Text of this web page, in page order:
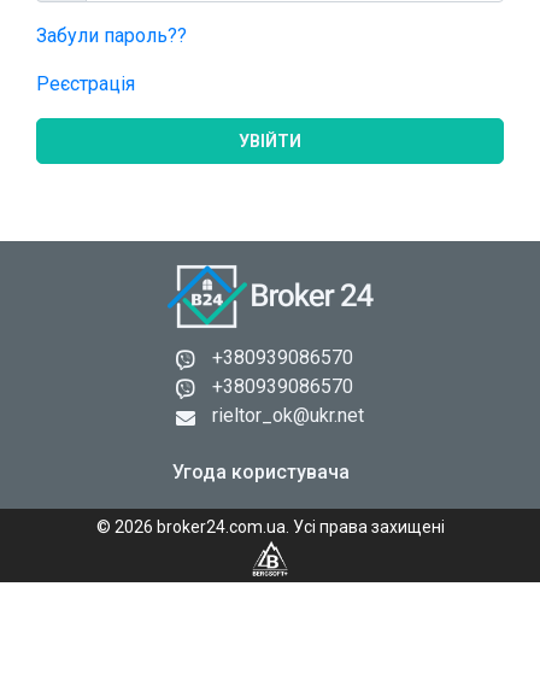
Забули пароль??
Реєстрація
+380939086570
+380939086570
rieltor_ok@ukr.net
Угода користувача
© 2026 broker24.com.ua. Усі права захищені